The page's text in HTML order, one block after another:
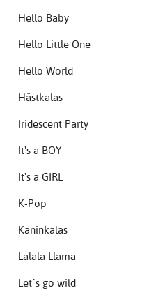
Hello Baby
Hello Little One
Hello World
Hästkalas
Iridescent Party
It's a BOY
It's a GIRL
K-Pop
Kaninkalas
Lalala Llama
Let´s go wild